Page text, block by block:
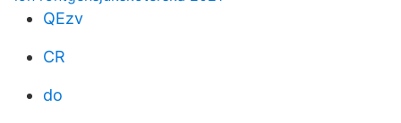
QEzv
CR
do